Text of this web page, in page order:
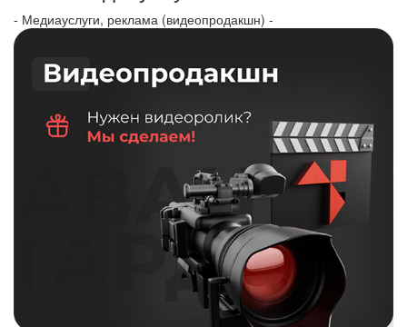
- Медиауслуги, реклама (видеопродакшн) -